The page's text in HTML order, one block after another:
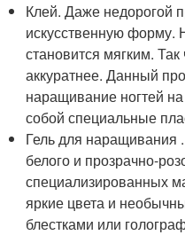
Клей. Даже недорогой
искусственную форму.
становится мягким.
аккуратнее. Данный
наращивание ногтей
собой специальные
Гель для наращивания
белого и прозрачно-
специализированных
яркие цвета и
блестками или